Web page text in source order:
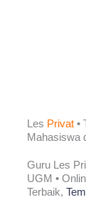
Les Privat •
Mahasiswa
Guru Les
UGM •
Terbaik,